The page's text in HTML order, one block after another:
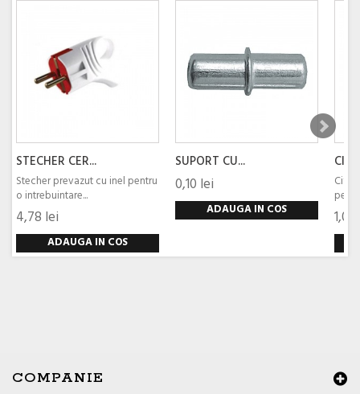
STECHER CER...
Stecher prevazut cu inel pentru
o intrebuintare...
4,78 lei
ADAUGA IN COS
SUPORT CU...
0,10 lei
ADAUGA IN COS
COMPANIE